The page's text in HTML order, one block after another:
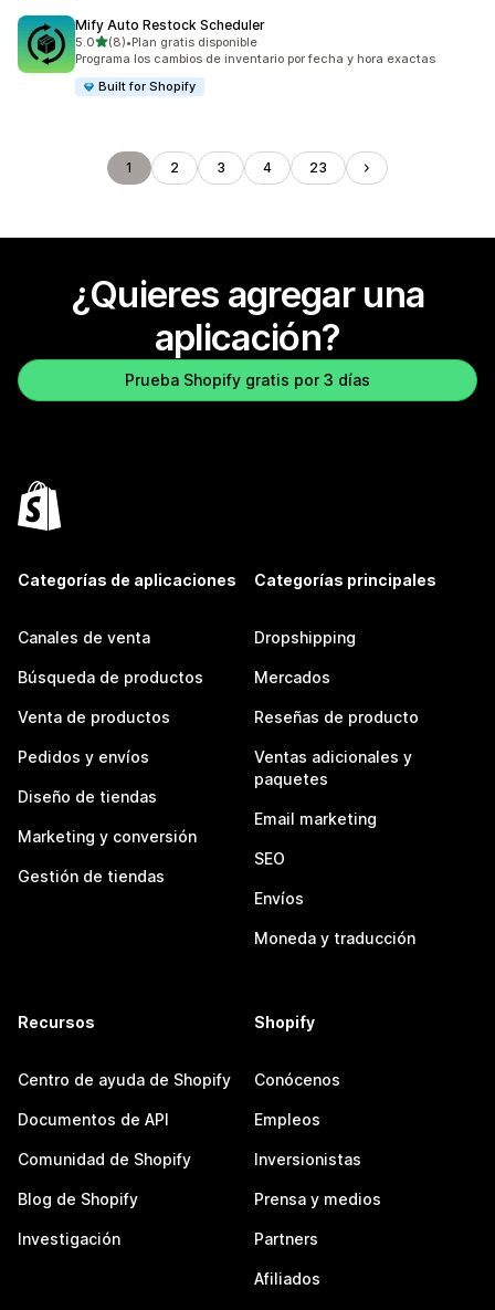
Mify Auto Restock Scheduler
5.0de 5 estrellas
(8)
8 reseñas en total
•Plan gratis disponible
Programa los cambios de inventario por fecha y hora exactas
Built for Shopify
1 2 3 4 23
¿Quieres agregar una
aplicación?
Prueba Shopify gratis por 3 días
Categorías de aplicaciones
Canales de venta
Búsqueda de productos
Venta de productos
Pedidos y envíos
Diseño de tiendas
Marketing y conversión
Gestión de tiendas
Categorías principales
Dropshipping
Mercados
Reseñas de producto
Ventas adicionales y
paquetes
Email marketing
SEO
Envíos
Moneda y traducción
Recursos
Centro de ayuda de Shopify
Documentos de API
Comunidad de Shopify
Blog de Shopify
Investigación
Shopify
Conócenos
Empleos
Inversionistas
Prensa y medios
Partners
Afiliados